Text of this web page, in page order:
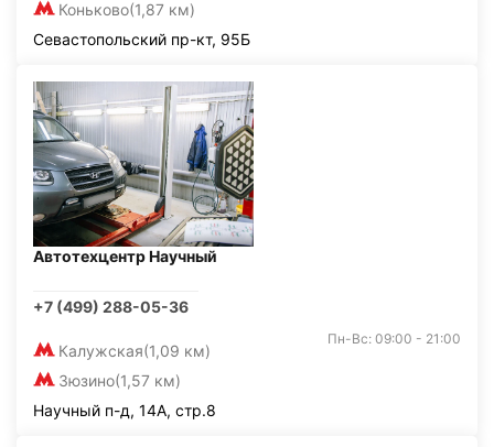
Коньково(1,87 км)
Севастопольский пр-кт, 95Б
Автотехцентр Научный
+7 (499) 288-05-36
Калужская(1,09 км)
Зюзино(1,57 км)
Пн-Вс: 09:00 - 21:00
Научный п-д, 14А, стр.8